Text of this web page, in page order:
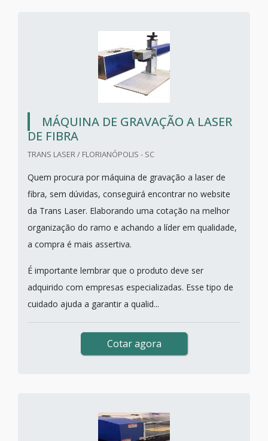
MÁQUINA DE GRAVAÇÃO A LASER
DE FIBRA
TRANS LASER / FLORIANÓPOLIS - SC
Quem procura por máquina de gravação a laser de
fibra, sem dúvidas, conseguirá encontrar no website
da Trans Laser. Elaborando uma cotação na melhor
organização do ramo e achando a líder em qualidade,
a compra é mais assertiva.
É importante lembrar que o produto deve ser
adquirido com empresas especializadas. Esse tipo de
cuidado ajuda a garantir a qualid...
Cotar agora